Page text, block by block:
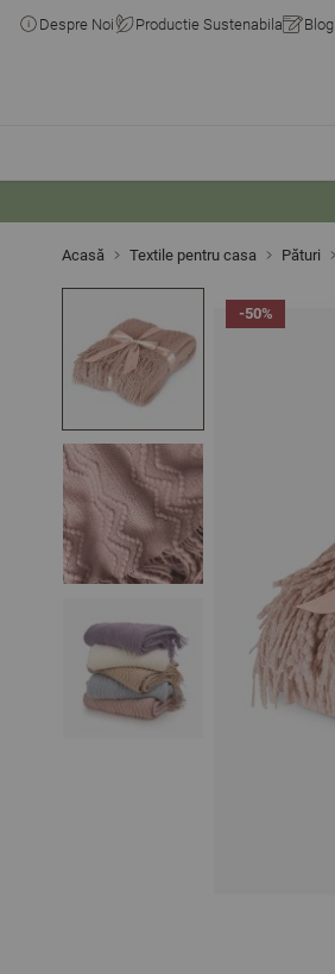
Despre Noi Productie Sustenabila Blog
Acasă Textile pentru casa Pături
-50%